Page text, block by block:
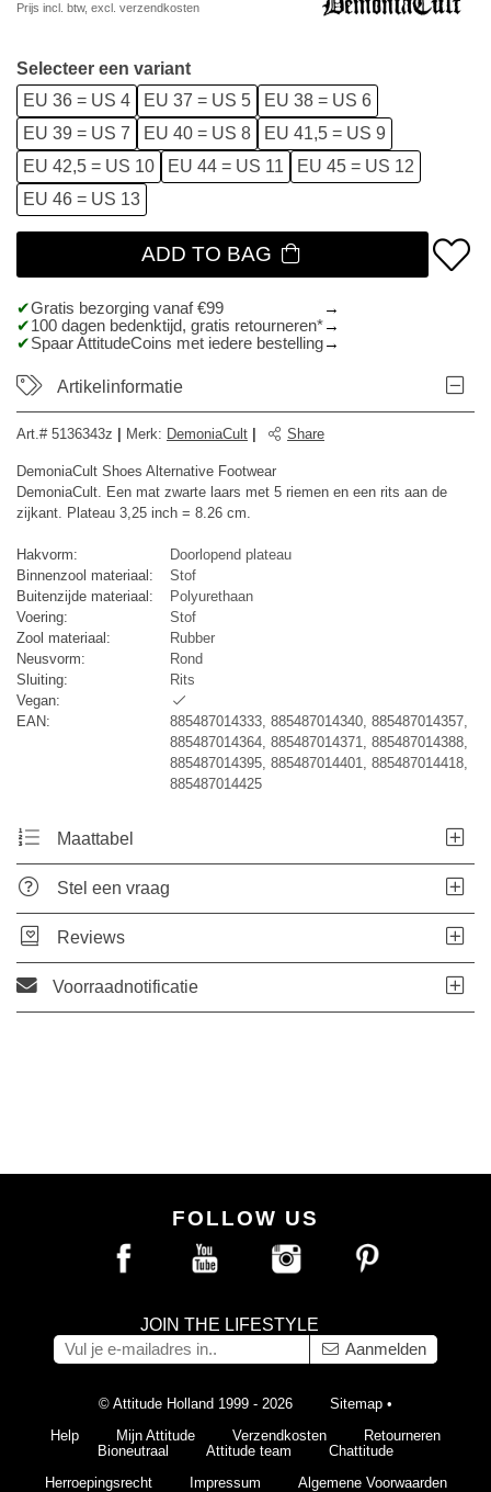
Prijs incl. btw, excl. verzendkosten
Selecteer een variant
EU 36 = US 4
EU 37 = US 5
EU 38 = US 6
EU 39 = US 7
EU 40 = US 8
EU 41,5 = US 9
EU 42,5 = US 10
EU 44 = US 11
EU 45 = US 12
EU 46 = US 13
ADD TO BAG
Gratis bezorging vanaf €99
100 dagen bedenktijd, gratis retourneren*
Spaar AttitudeCoins met iedere bestelling
Artikelinformatie
Art.# 5136343z Merk: DemoniaCult Share
DemoniaCult Shoes Alternative Footwear
DemoniaCult. Een mat zwarte laars met 5 riemen en een rits aan de
zijkant. Plateau 3,25 inch = 8.26 cm.
Hakvorm:
Doorlopend plateau
Binnenzool materiaal:
Stof
Buitenzijde materiaal:
Polyurethaan
Voering:
Stof
Zool materiaal:
Rubber
Neusvorm:
Rond
Sluiting:
Rits
Vegan:
EAN:
885487014333, 885487014340, 885487014357,
885487014364, 885487014371, 885487014388,
885487014395, 885487014401, 885487014418,
885487014425
Maattabel
Stel een vraag
Reviews
Voorraadnotificatie
FOLLOW US
JOIN THE LIFESTYLE
Aanmelden
© Attitude Holland 1999 - 2026 Sitemap •
Help
Mijn Attitude Verzendkosten
Retourneren
Bioneutraal
Attitude team
Chattitude
Herroepingsrecht
Impressum
Algemene Voorwaarden